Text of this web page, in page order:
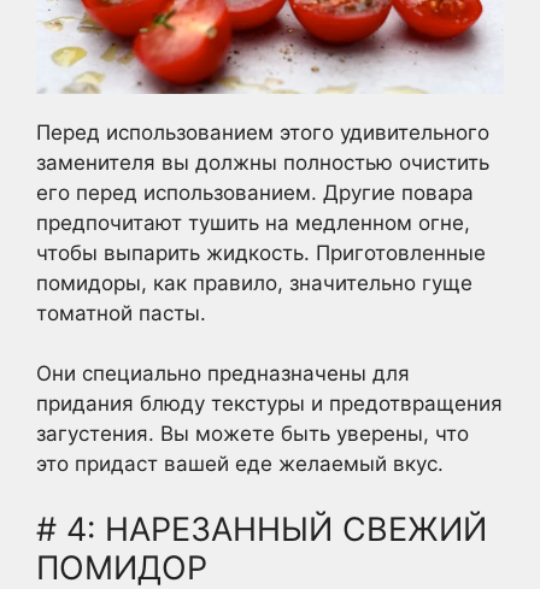
Перед использованием этого удивительного
заменителя вы должны полностью очистить
его перед использованием. Другие повара
предпочитают тушить на медленном огне,
чтобы выпарить жидкость. Приготовленные
помидоры, как правило, значительно гуще
томатной пасты.
Они специально предназначены для
придания блюду текстуры и предотвращения
загустения. Вы можете быть уверены, что
это придаст вашей еде желаемый вкус.
# 4: НАРЕЗАННЫЙ СВЕЖИЙ
ПОМИДОР